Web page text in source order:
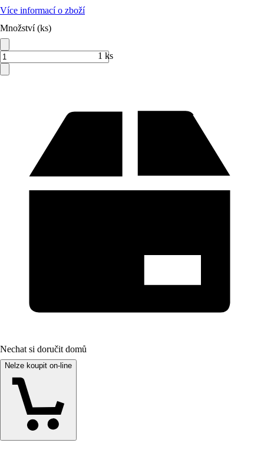
Více informací o zboží
Množství (ks)
1 ks
Nechat si doručit domů
Nelze koupit on-line